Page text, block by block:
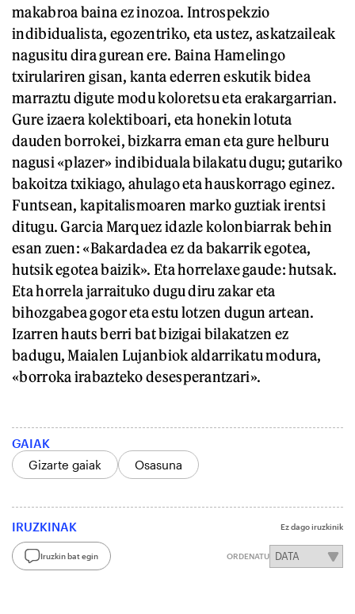
makabroa baina ez inozoa. Introspekzio
indibidualista, egozentriko, eta ustez, askatzaileak
nagusitu dira gurean ere. Baina Hamelingo
txirulariren gisan, kanta ederren eskutik bidea
marraztu digute modu koloretsu eta erakargarrian.
Gure izaera kolektiboari, eta honekin lotuta
dauden borrokei, bizkarra eman eta gure helburu
nagusi «plazer» indibiduala bilakatu dugu; gutariko
bakoitza txikiago, ahulago eta hauskorrago eginez.
Funtsean, kapitalismoaren marko guztiak irentsi
ditugu. Garcia Marquez idazle kolonbiarrak behin
esan zuen: «Bakardadea ez da bakarrik egotea,
hutsik egotea baizik». Eta horrelaxe gaude: hutsak.
Eta horrela jarraituko dugu diru zakar eta
bihozgabea gogor eta estu lotzen dugun artean.
Izarren hauts berri bat bizigai bilakatzen ez
badugu, Maialen Lujanbiok aldarrikatu modura,
«borroka irabazteko desesperantzari».
GAIAK
Gizarte gaiak
Osasuna
IRUZKINAK Ez dago iruzkinik
Iruzkin bat egin ORDENATU